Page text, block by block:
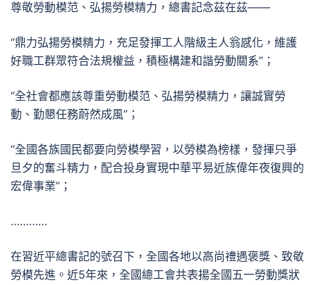
尊敬勞動模范、弘揚勞模精力，總書記念茲在茲——
“鼎力弘揚勞模精力，充足發揮工人階級主人翁感化，維護
好職工群眾符合法規權益，積極構建和諧勞動關系”；
“全社會都應該尊重勞動模范、弘揚勞模精力，讓誠實勞
動、勤懇任務蔚然成風”；
“全國各族國民都要向勞模學習，以勞模為榜樣，發揮只爭
旦夕的奮斗精力，配合投身實現中華平易近族偉年夜復興的
宏偉事業”；
…………
在習近平總書記的號召下，全國各地以高尚禮遇褒獎、致敬
勞模先進。近5年來，全國總工會共表揚全國五一勞動獎狀